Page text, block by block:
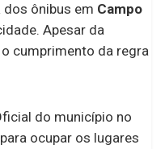
dos ônibus em Campo
Apesar da
cumprimento da regra
do município no
ocupar os lugares